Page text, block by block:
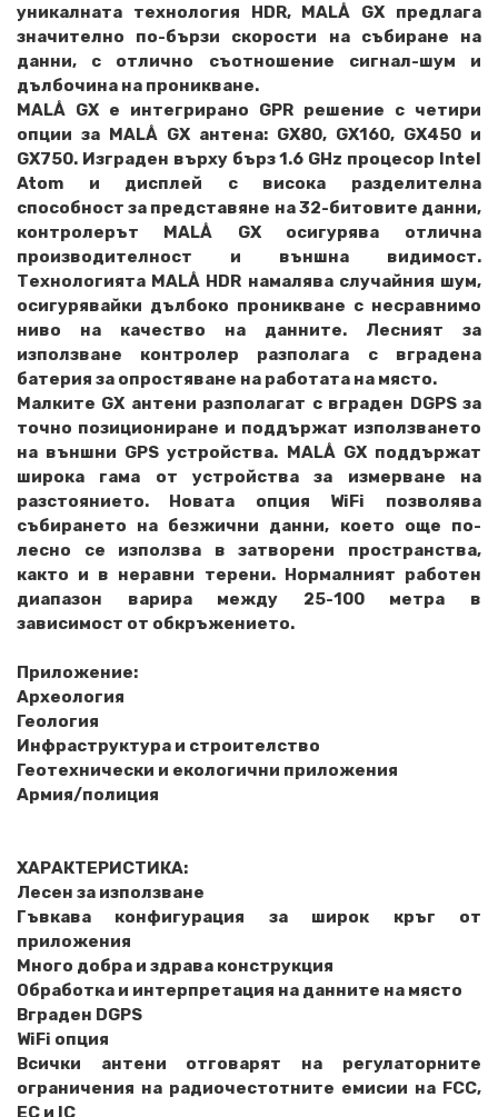
уникалната технология HDR, MALÅ GX предлага
значително по-бързи скорости на събиране на
данни, с отлично съотношение сигнал-шум и
дълбочина на проникване.
MALÅ GX е интегрирано GPR решение с четири
опции за MALÅ GX антена: GX80, GX160, GX450 и
GX750. Изграден върху бърз 1.6 GHz процесор Intel
Atom и дисплей с висока разделителна
способност за представяне на 32-битовите данни,
контролерът MALÅ GX осигурява отлична
производителност и външна видимост.
Технологията MALÅ HDR намалява случайния шум,
осигурявайки дълбоко проникване с несравнимо
ниво на качество на данните. Лесният за
използване контролер разполага с вградена
батерия за опростяване на работата на място.
Малките GX антени разполагат с вграден DGPS за
точно позициониране и поддържат използването
на външни GPS устройства. MALÅ GX поддържат
широка гама от устройства за измерване на
разстоянието. Новата опция WiFi позволява
събирането на безжични данни, което още по-
лесно се използва в затворени пространства,
както и в неравни терени. Нормалният работен
диапазон варира между 25-100 метра в
зависимост от обкръжението.
Приложение:
Археология
Геология
Инфраструктура и строителство
Геотехнически и екологични приложения
Армия/полиция
ХАРАКТЕРИСТИКА:
Лесен за използване
Гъвкава конфигурация за широк кръг от
приложения
Много добра и здрава конструкция
Обработка и интерпретация на данните на място
Вграден DGPS
WiFi опция
Всички антени отговарят на регулаторните
ограничения на радиочестотните емисии на FCC,
EC и IC